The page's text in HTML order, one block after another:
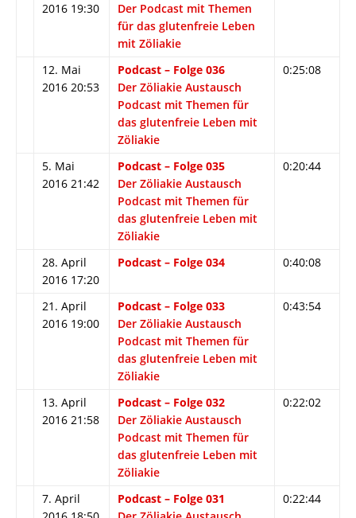
2016 19:30
Der Podcast mit Themen
für das glutenfreie Leben
mit Zöliakie
12. Mai
2016 20:53
Podcast – Folge 036
Der Zöliakie Austausch
Podcast mit Themen für
das glutenfreie Leben mit
Zöliakie
0:25:08
5. Mai
2016 21:42
Podcast – Folge 035
Der Zöliakie Austausch
Podcast mit Themen für
das glutenfreie Leben mit
Zöliakie
0:20:44
28. April
2016 17:20
Podcast – Folge 034 0:40:08
21. April
2016 19:00
Podcast – Folge 033
Der Zöliakie Austausch
Podcast mit Themen für
das glutenfreie Leben mit
Zöliakie
0:43:54
13. April
2016 21:58
Podcast – Folge 032
Der Zöliakie Austausch
Podcast mit Themen für
das glutenfreie Leben mit
Zöliakie
0:22:02
7. April
Podcast – Folge 031
0:22:44